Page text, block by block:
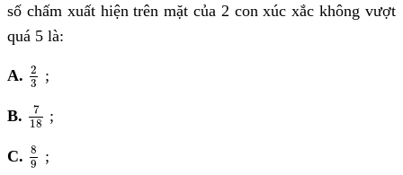
số chấm xuất hiện trên mặt của 2 con xúc xắc không vượt
quá 5 là:
A. 2
3
2
;
B.
7
18
718
;
C. 8
9
8
;